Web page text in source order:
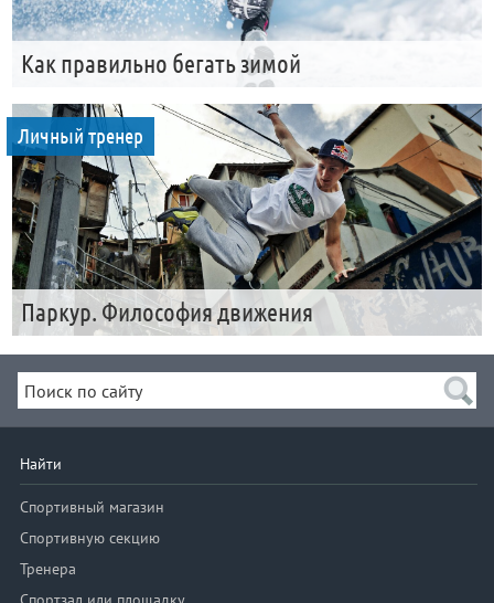
Как правильно бегать зимой
Личный тренер
Паркур. Философия движения
Найти
Спортивный магазин
Спортивную секцию
Тренера